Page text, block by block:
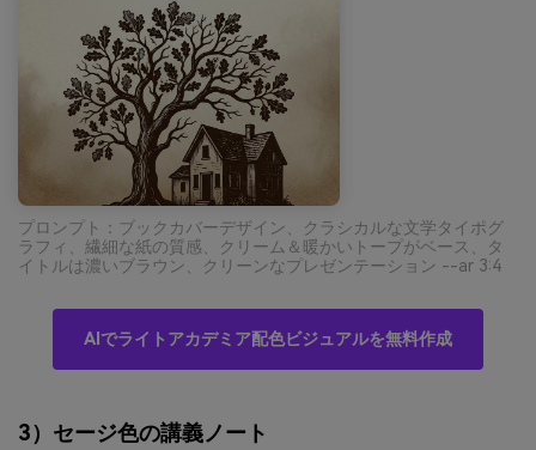
プロンプト：ブックカバーデザイン、クラシカルな文学タイポグ
ラフィ、繊細な紙の質感、クリーム＆暖かいトープがベース、タ
イトルは濃いブラウン、クリーンなプレゼンテーション --ar 3:4
AIでライトアカデミア配色ビジュアルを無料作成
3）セージ色の講義ノート